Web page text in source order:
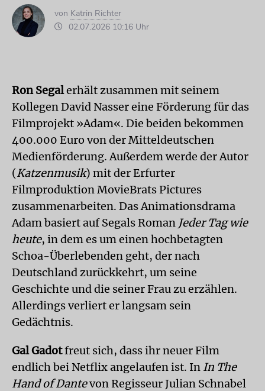
von Katrin Richter
02.07.2026 10:16 Uhr
Ron Segalerhält zusammen mit seinem
Kollegen David Nasser eine Förderung für das
Filmprojekt »Adam«. Die beiden bekommen
400.000 Euro von der Mitteldeutschen
Medienförderung. Außerdem werde der Autor
(Katzenmusik) mit der Erfurter
Filmproduktion MovieBrats Pictures
zusammenarbeiten. Das Animationsdrama
Adam basiert auf Segals Roman Jeder Tag wie
heute, in dem es um einen hochbetagten
Schoa-Überlebenden geht, der nach
Deutschland zurückkehrt, um seine
Geschichte und die seiner Frau zu erzählen.
Allerdings verliert er langsam sein
Gedächtnis.
Gal Gadotfreut sich, dass ihr neuer Film
endlich bei Netflix angelaufen ist. In In The
Hand of Dantevon Regisseur Julian Schnabel